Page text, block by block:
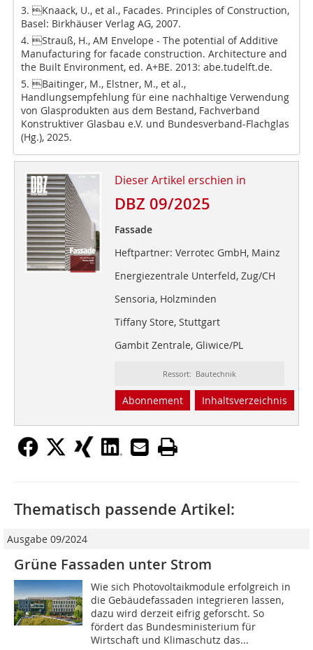
3. Knaack, U., et al., Facades. Principles of Construction,
Basel: Birkhäuser Verlag AG, 2007.
4. Strauß, H., AM Envelope - The potential of Additive
Manufacturing for facade construction. Architecture and
the Built Environment, ed. A+BE. 2013: abe.tudelft.de.
5. Baitinger, M., Elstner, M., et al.,
Handlungsempfehlung für eine nachhaltige Verwendung
von Glasprodukten aus dem Bestand, Fachverband
Konstruktiver Glasbau e.V. und Bundesverband-Flachglas
(Hg.), 2025.
Dieser Artikel erschien in
DBZ 09/2025
Fassade
Heftpartner: Verrotec GmbH, Mainz
Energiezentrale Unterfeld, Zug/CH
Sensoria, Holzminden
Tiffany Store, Stuttgart
Gambit Zentrale, Gliwice/PL
Ressort: Bautechnik
Abonnement Inhaltsverzeichnis
Thematisch passende Artikel:
Ausgabe 09/2024
Grüne Fassaden unter Strom
Wie sich Photovoltaikmodule erfolgreich in
die Gebäudefassaden integrieren lassen,
dazu wird derzeit eifrig geforscht. So
fördert das Bundesministerium für
Wirtschaft und Klimaschutz das...